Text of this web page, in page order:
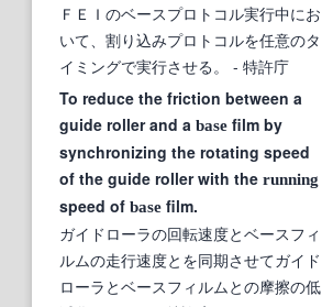
ＦＥＩのベースプロトコル実行中にお
いて、割り込みプロトコルを任意のタ
イミングで実行させる。
- 特許庁
To reduce the friction between a
guide roller and a base film by
synchronizing the rotating speed
of the guide roller with the running
speed of base film.
ガイドローラの回転速度とベースフィ
ルムの走行速度とを同期させてガイド
ローラとベースフィルムとの摩擦の低